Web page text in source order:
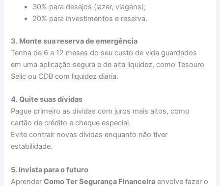
30% para desejos (lazer, viagens);
20% para investimentos e reserva.
3. Monte sua reserva de emergência
Tenha de 6 a 12 meses do seu custo de vida guardados
em uma aplicação segura e de alta liquidez, como Tesouro
Selic ou CDB com liquidez diária.
4. Quite suas dívidas
Pague primeiro as dívidas com juros mais altos, como
cartão de crédito e cheque especial.
Evite contrair novas dívidas enquanto não tiver
estabilidade.
5. Invista para o futuro
AprenderComo Ter Segurança Financeira envolve fazer o